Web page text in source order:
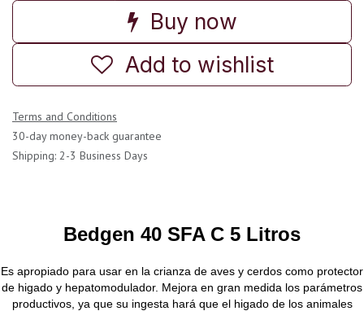
Buy now
Add to wishlist
Terms and Conditions
30-day money-back guarantee
Shipping: 2-3 Business Days
Bedgen 40 SFA C 5 Litros
Es apropiado para usar en la crianza de aves y cerdos como protector
de higado y hepatomodulador. Mejora en gran medida los parámetros
productivos, ya que su ingesta hará que el higado de los animales